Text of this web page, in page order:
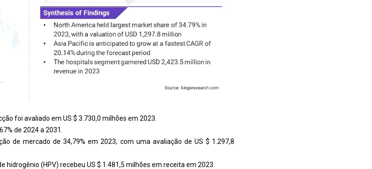
foi avaliado em US $ 3.730,0 milhões em 2023.
de 2024 a 2031.
de mercado de 34,79% em 2023, com uma avaliação de US $ 1.297,8
hidrogênio (HPV) recebeu US $ 1.481,5 milhões em receita em 2023.